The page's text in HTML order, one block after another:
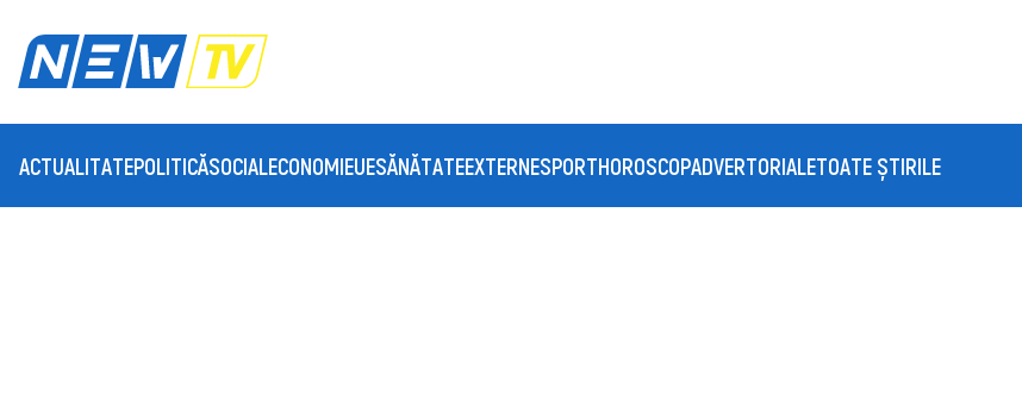
ACTUALITATEPOLITICĂSOCIAL ECONOMIEUESĂNĂTATEEXTERNESPORTHOROSCOPADVERTORIALETOATE ȘTIRILE